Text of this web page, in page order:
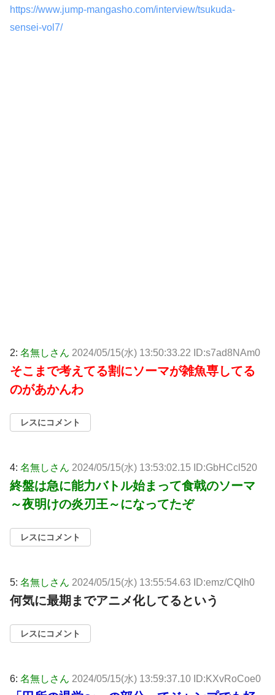
https://www.jump-mangasho.com/interview/tsukuda-
sensei-vol7/
2: 名無しさん 2024/05/15(水) 13:50:33.22 ID:s7ad8NAm0
そこまで考えてる割にソーマが雑魚専してる
のがあかんわ
レスにコメント
4: 名無しさん 2024/05/15(水) 13:53:02.15 ID:GbHCcl520
終盤は急に能力バトル始まって食戟のソーマ
～夜明けの炎刃王～になってたぞ
レスにコメント
5: 名無しさん 2024/05/15(水) 13:55:54.63 ID:emz/CQlh0
何気に最期までアニメ化してるという
レスにコメント
6: 名無しさん 2024/05/15(水) 13:59:37.10 ID:KXvRoCoe0